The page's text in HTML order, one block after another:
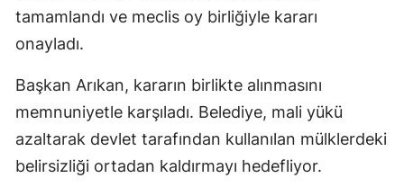
tamamlandı ve meclis oy birliğiyle kararı
onayladı.
Başkan Arıkan, kararın birlikte alınmasını
memnuniyetle karşıladı. Belediye, mali yükü
azaltarak devlet tarafından kullanılan mülklerdeki
belirsizliği ortadan kaldırmayı hedefliyor.